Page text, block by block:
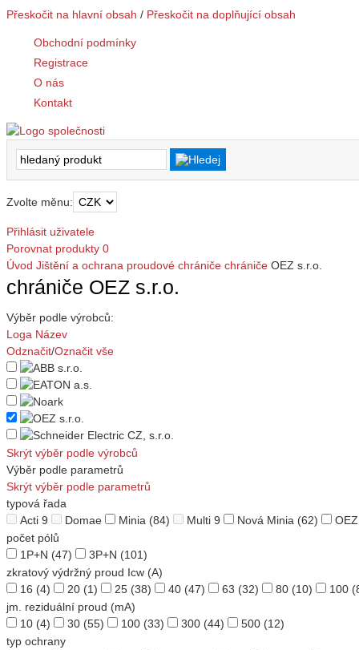
Přeskočit na hlavní obsah / Přeskočit na doplňující obsah
Obchodní podmínky
Registrace
O nás
Kontakt
Zvolte měnu:
Přihlásit uživatele
Porovnat produkty 0
Úvod Jištění a ochrana proudové chrániče chrániče OEZ s.r.o.
chrániče OEZ s.r.o.
Výběr podle výrobců:
Loga Název
Odznačit/Označit vše
Skrýt výběr podle výrobců
Výběr podle parametrů
Skrýt výběr podle parametrů
typová řada
Acti 9
Domae Minia (84) Multi 9 Nová Minia (62) OEZ
počet pólů
1P+N (47) 3P+N (101)
zkratový výdržný proud Icw (A)
16 (4) 20 (1) 25 (38) 40 (47) 63 (32) 80 (10) 100
jm. reziduální proud (mA)
10 (4) 30 (55) 100 (33) 300 (44) 500 (12)
typ ochrany